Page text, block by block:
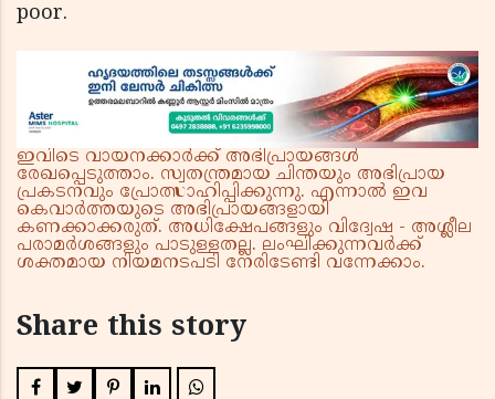
poor.
ഇവിടെ വായനക്കാർക്ക് അഭിപ്രായങ്ങൾ
രേഖപ്പെടുത്താം. സ്വതന്ത്രമായ ചിന്തയും അഭിപ്രായ
പ്രകടനവും പ്രോത്സാഹിപ്പിക്കുന്നു. എന്നാൽ ഇവ
കെവാർത്തയുടെ അഭിപ്രായങ്ങളായി
കണക്കാക്കരുത്. അധിക്ഷേപങ്ങളും വിദ്വേഷ - അശ്ലീല
പരാമർശങ്ങളും പാടുള്ളതല്ല. ലംഘിക്കുന്നവർക്ക്
ശക്തമായ നിയമനടപടി നേരിടേണ്ടി വന്നേക്കാം.
Share this story